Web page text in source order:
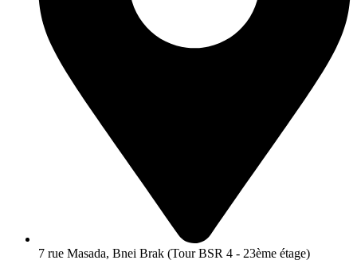
7 rue Masada, Bnei Brak (Tour BSR 4 - 23ème étage)